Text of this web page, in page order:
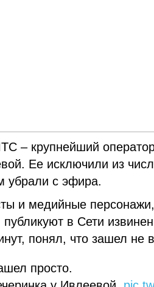
– крупнейший
Ее исключили из
убрали с эфира.
и медийные
публикуют в Сети
понял, что зашел не
просто.